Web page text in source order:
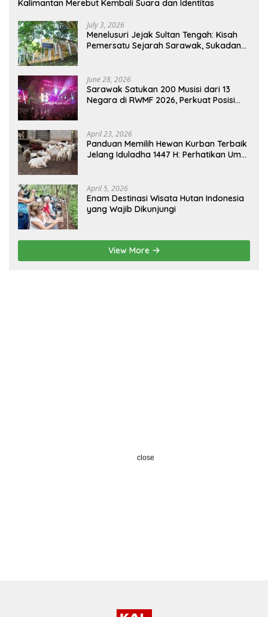
Kalimantan Merebut Kembali Suara dan Identitas
July 3, 2026
Menelusuri Jejak Sultan Tengah: Kisah
Pemersatu Sejarah Sarawak, Sukadana,
June 28, 2026
Sarawak Satukan 200 Musisi dari 13
Negara di RWMF 2026, Perkuat Posisi
April 23, 2026
Panduan Memilih Hewan Kurban Terbaik
Jelang Iduladha 1447 H: Perhatikan Umur
April 5, 2026
Enam Destinasi Wisata Hutan Indonesia
yang Wajib Dikunjungi
View More
close